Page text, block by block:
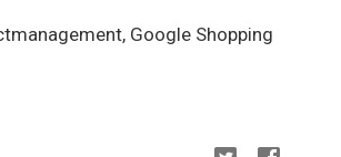
Google Shopping